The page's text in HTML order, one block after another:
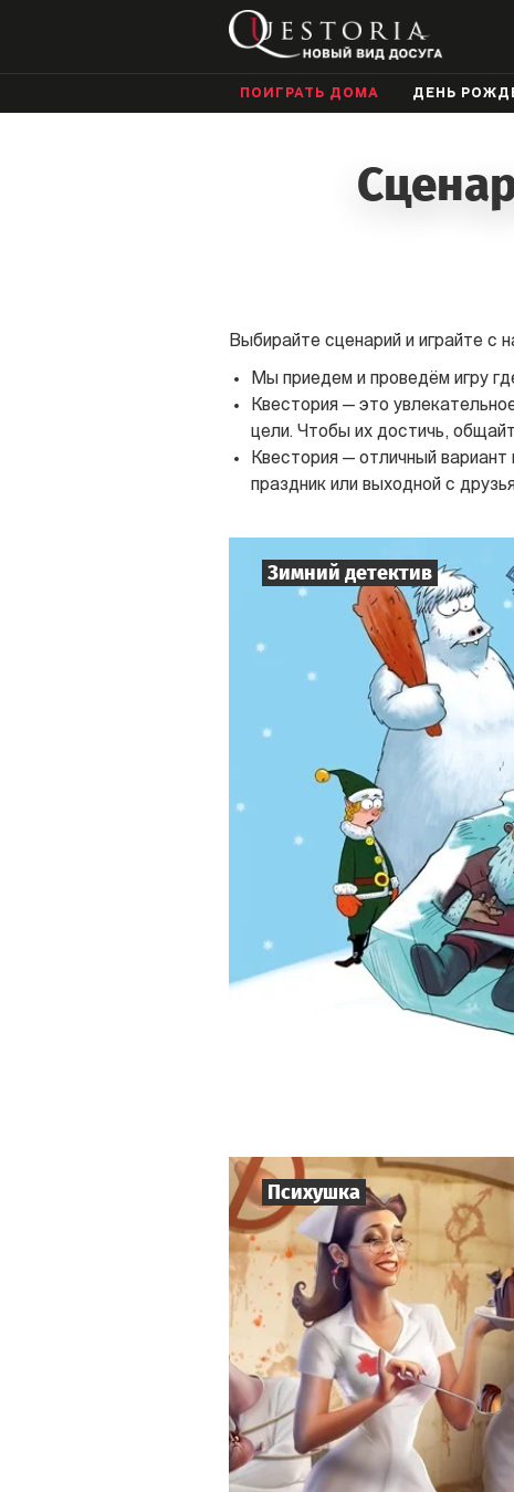
ПОИГРАТЬ ДОМА ДЕНЬ
Выбирайте сценарий и играйте с
Мы приедем и проведём игру
Квестория — это
цели. Чтобы их достичь,
Квестория — отличный
праздник или выходной с
Зимний детектив
Психушка